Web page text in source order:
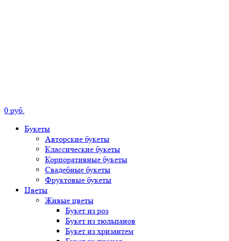
0 руб.
Букеты
Авторские букеты
Классические букеты
Корпоративные букеты
Свадебные букеты
Фруктовые букеты
Цветы
Живые цветы
Букет из роз
Букет из тюльпанов
Букет из хризантем